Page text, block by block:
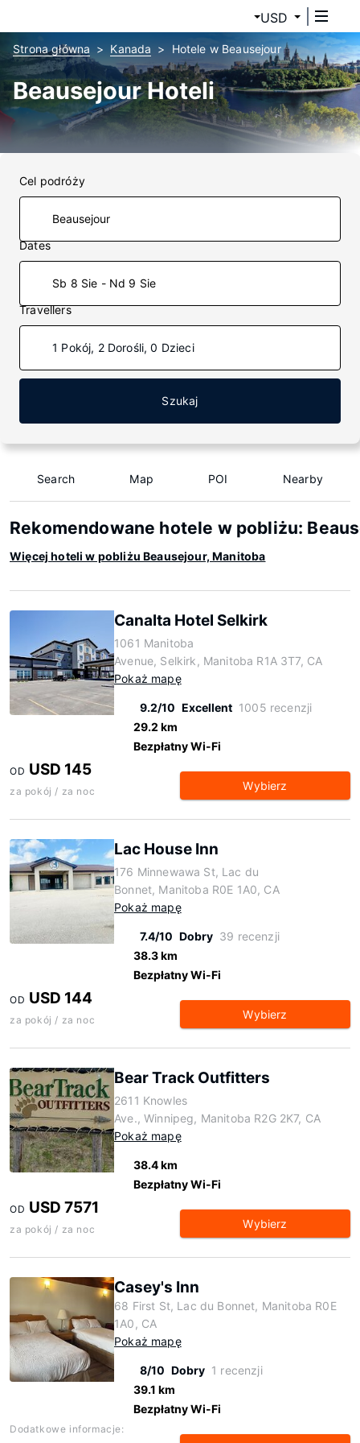
USD
Strona główna Kanada Hotele w Beausejour
Beausejour Hoteli
Cel podróży
Dates
Sb 8 Sie - Nd 9 Sie
Travellers
1 Pokój, 2 Dorośli, 0 Dzieci
Szukaj
Search Map POI Nearby
Rekomendowane hotele w pobliżu:
Więcej hoteli w pobliżu Beausejour, Manitoba
Canalta Hotel Selkirk
1061 Manitoba
Avenue, Selkirk, Manitoba R1A 3T7, CA
Pokaż mapę
9.2/10 Excellent 1005 recenzji
29.2 km
Bezpłatny Wi-Fi
OD USD 145
za pokój / za noc Wybierz
Lac House Inn
176 Minnewawa St, Lac du
Bonnet, Manitoba R0E 1A0, CA
Pokaż mapę
7.4/10 Dobry 39 recenzji
38.3 km
Bezpłatny Wi-Fi
OD USD 144
za pokój / za noc Wybierz
Bear Track Outfitters
2611 Knowles
Ave., Winnipeg, Manitoba R2G 2K7, CA
Pokaż mapę
38.4 km
Bezpłatny Wi-Fi
OD USD 7571
za pokój / za noc Wybierz
Casey's Inn
68 First St, Lac du Bonnet, Manitoba R0E
1A0, CA
Pokaż mapę
8/10 Dobry 1 recenzji
39.1 km
Bezpłatny Wi-Fi
Dodatkowe informacje: